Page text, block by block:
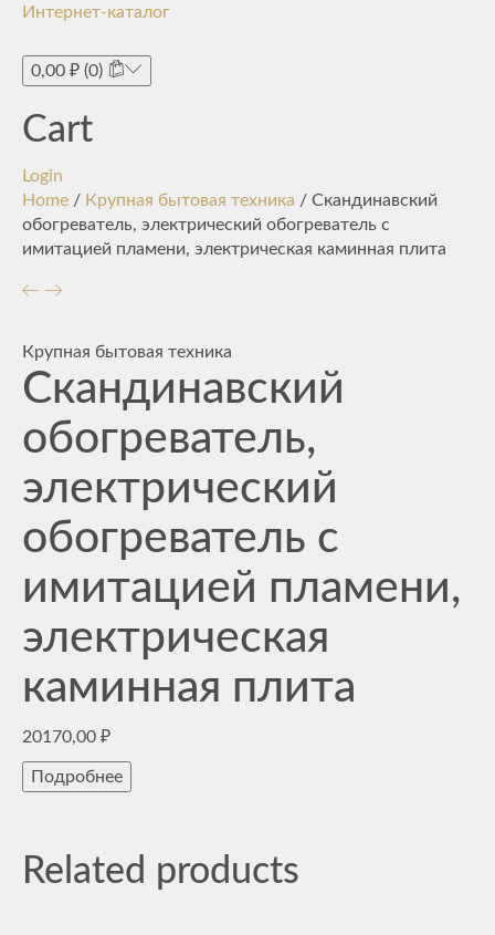
Интернет-каталог
0,00 ₽ (0)
Cart
Login
Home / Крупная бытовая техника / Скандинавский
обогреватель, электрический обогреватель с
имитацией пламени, электрическая каминная плита
Крупная бытовая техника
Скандинавский
обогреватель,
электрический
обогреватель с
имитацией пламени,
электрическая
каминная плита
20170,00 ₽
Подробнее
Related products